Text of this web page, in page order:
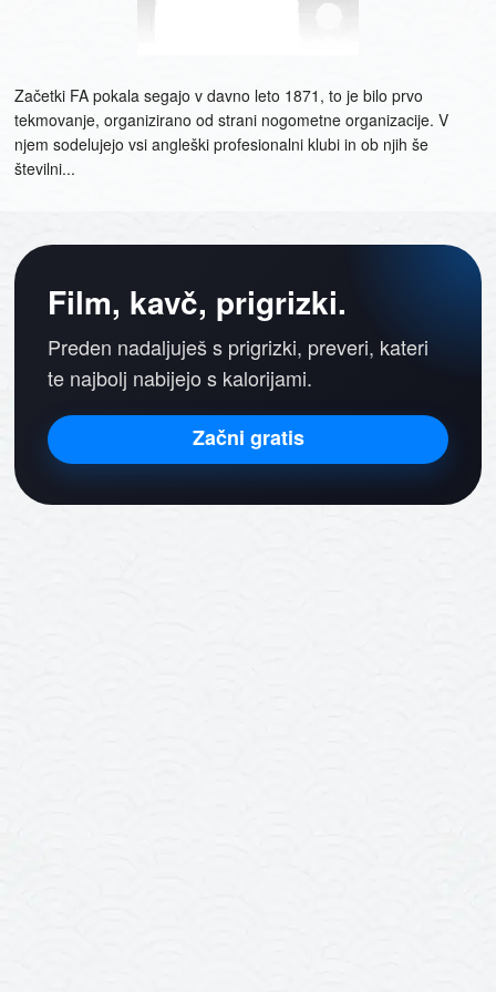
Začetki FA pokala segajo v davno leto 1871, to je bilo prvo
tekmovanje, organizirano od strani nogometne organizacije. V
njem sodelujejo vsi angleški profesionalni klubi in ob njih še
številni...
Film, kavč, prigrizki.
Preden nadaljuješ s prigrizki, preveri, kateri
te najbolj nabijejo s kalorijami.
Začni gratis